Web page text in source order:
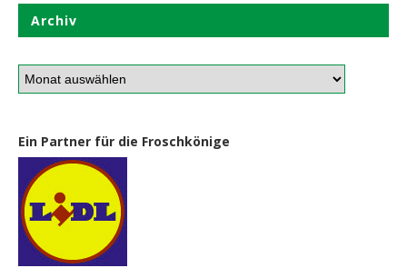
Archiv
Ein Partner für die Froschkönige